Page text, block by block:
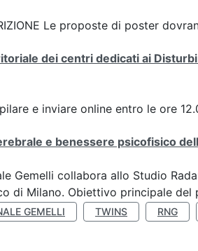
Le proposte di poster
dei centri dedicati ai
e inviare online entro le ore
e benessere psicofisico
Gemelli collabora allo Studio
di Milano. Obiettivo principale del
GEMELLI TWINS RNG